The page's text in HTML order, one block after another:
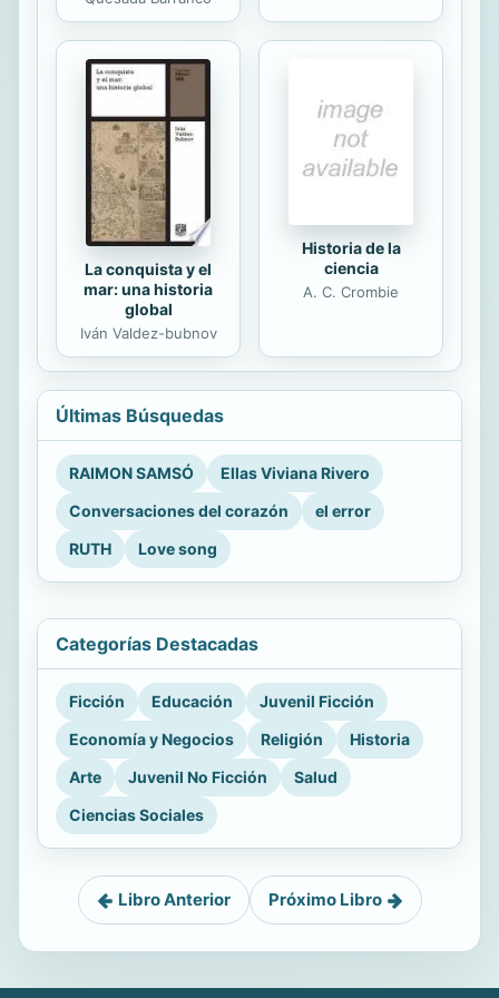
La conquista y el
mar: una historia
global
Iván Valdez-bubnov
Historia de la
ciencia
A. C. Crombie
Últimas Búsquedas
RAIMON SAMSÓ
Ellas Viviana Rivero
Conversaciones del corazón
el error
RUTH
Love song
Categorías Destacadas
Ficción Educación
Juvenil Ficción
Economía y Negocios
Religión
Historia
Arte
Juvenil No Ficción
Salud
Ciencias Sociales
Libro Anterior Próximo Libro